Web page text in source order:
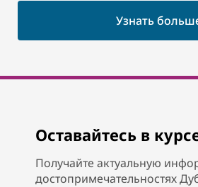
Узнать
Оставайтесь в
Получайте актуальную
достопримечательностях